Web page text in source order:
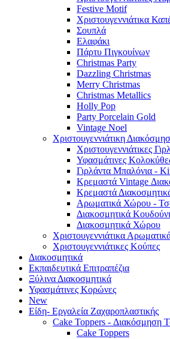
Festive Motif
Χριστουγεννιάτικα
Σουπλά
Ελαφάκι
Πάρτυ Πιγκουίνων
Christmas Party
Dazzling Christmas
Merry Christmas
Christmas Metallics
Holly Pop
Party Porcelain Gold
Vintage Noel
Χριστουγεννιάτικη
Χριστουγεννιάτικες
Υφασμάτινες
Γιρλάντα Μπαλόνια -
Κρεμαστά Vintage
Κρεμαστά
Αρωματικά Χώρου -
Διακοσμητικά
Διακοσμητικά Χώρου
Χριστουγεννιάτικα
Χριστουγεννιάτικες Κούπες
Διακοσμητικά
Εκπαιδευτικά Επιτραπέζια
Ξύλινα Διακοσμητικά
Υφασμάτινες Κορώνες
New
Είδη- Εργαλεία Ζαχαροπλαστικής
Cake Toppers - Διακόσμηση
Cake Toppers